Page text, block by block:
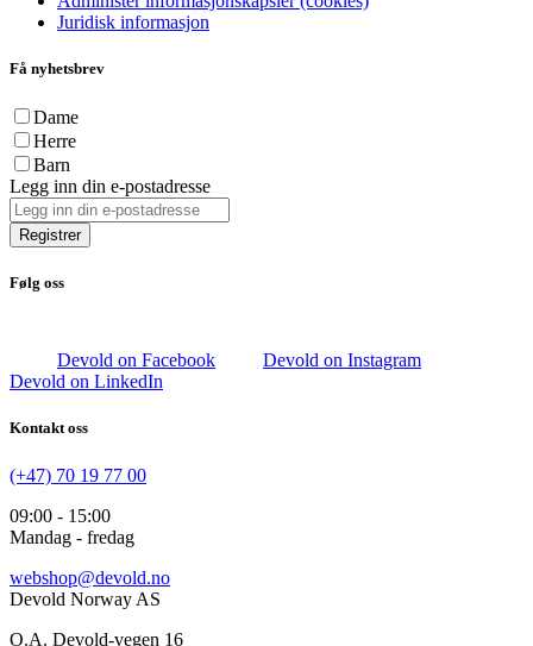
Juridisk informasjon
Få nyhetsbrev
Dame
Herre
Barn
Legg inn din e-postadresse
Registrer
Følg oss
Devold on Facebook
Devold on Instagram
Devold on LinkedIn
Kontakt oss
(+47) 70 19 77 00
09:00 - 15:00
Mandag - fredag
webshop@devold.no
Devold Norway AS
O.A. Devold-vegen 16